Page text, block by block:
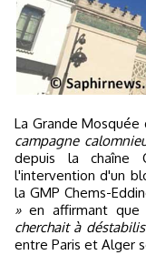
La Grande
campagne
depuis la chaîne
l'intervention d'un
la GMP Chems-
»en affirmant que
cherchait à
entre Paris et Alger